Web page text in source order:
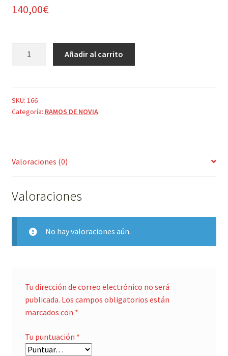
140,00€
cantidad
Añadir al carrito
SKU: 166
Categoría: RAMOS DE NOVIA
Valoraciones (0)
Valoraciones
No hay valoraciones aún.
Tu dirección de correo electrónico no será
publicada. Los campos obligatorios están
marcados con *
Tu puntuación *